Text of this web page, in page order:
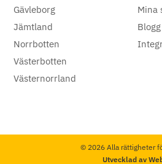
Gävleborg
Jämtland
Norrbotten
Västerbotten
Västernorrland
Mina
Blogg
© 2026 Alla rättigheter
Utvecklad av